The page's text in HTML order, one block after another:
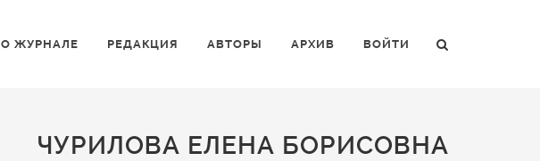
О ЖУРНАЛЕ РЕДАКЦИЯ АВТОРЫ АРХИВ ВОЙТИ
ЧУРИЛОВА ЕЛЕНА БОРИСОВНА